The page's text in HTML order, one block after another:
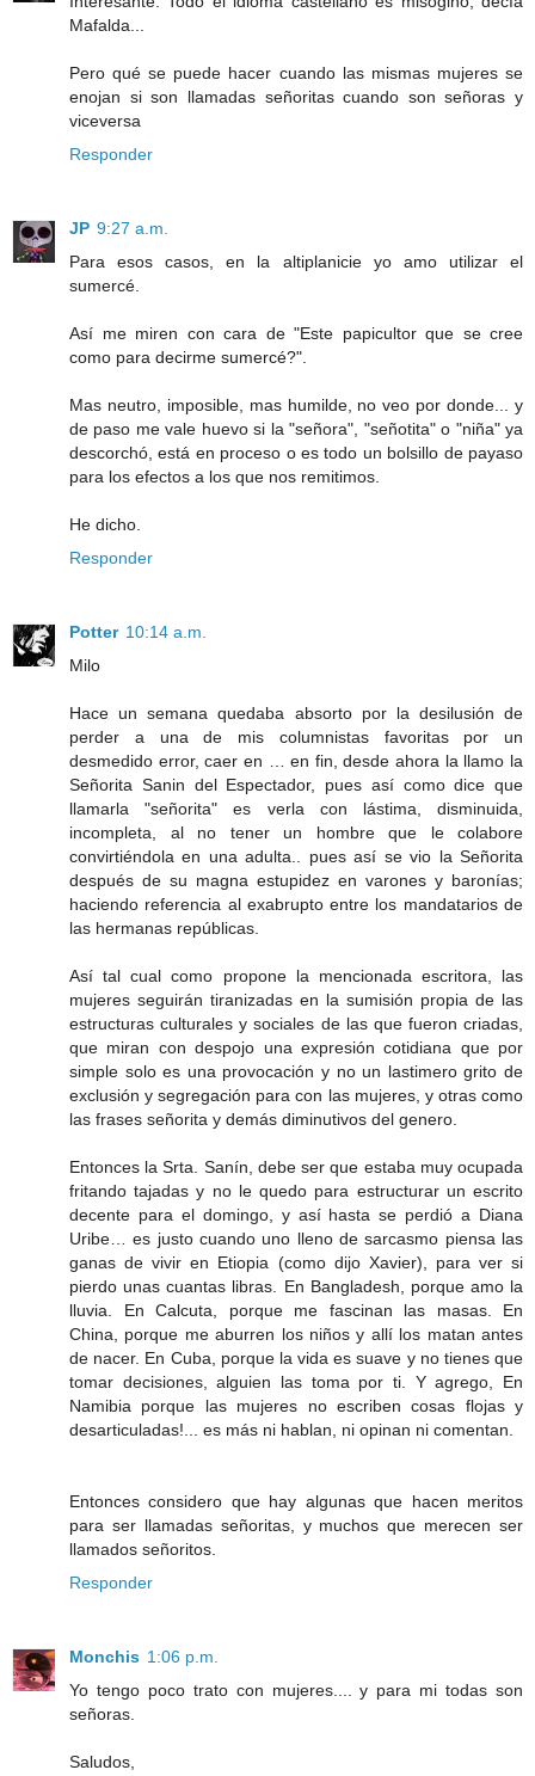
Mafalda...
Pero qué se puede hacer cuando las mismas mujeres se
enojan si son llamadas señoritas cuando son señoras y
viceversa
Responder
JP 9:27 a.m.
Para esos casos, en la altiplanicie yo amo utilizar el
sumercé.
Así me miren con cara de "Este papicultor que se cree
como para decirme sumercé?".
Mas neutro, imposible, mas humilde, no veo por donde... y
de paso me vale huevo si la "señora", "señotita" o "niña" ya
descorchó, está en proceso o es todo un bolsillo de payaso
para los efectos a los que nos remitimos.
He dicho.
Responder
Potter 10:14 a.m.
Milo
Hace un semana quedaba absorto por la desilusión de
perder a una de mis columnistas favoritas por un
desmedido error, caer en … en fin, desde ahora la llamo la
Señorita Sanin del Espectador, pues así como dice que
llamarla "señorita" es verla con lástima, disminuida,
incompleta, al no tener un hombre que le colabore
convirtiéndola en una adulta.. pues así se vio la Señorita
después de su magna estupidez en varones y baronías;
haciendo referencia al exabrupto entre los mandatarios de
las hermanas repúblicas.
Así tal cual como propone la mencionada escritora, las
mujeres seguirán tiranizadas en la sumisión propia de las
estructuras culturales y sociales de las que fueron criadas,
que miran con despojo una expresión cotidiana que por
simple solo es una provocación y no un lastimero grito de
exclusión y segregación para con las mujeres, y otras como
las frases señorita y demás diminutivos del genero.
Entonces la Srta. Sanín, debe ser que estaba muy ocupada
fritando tajadas y no le quedo para estructurar un escrito
decente para el domingo, y así hasta se perdió a Diana
Uribe… es justo cuando uno lleno de sarcasmo piensa las
ganas de vivir en Etiopia (como dijo Xavier), para ver si
pierdo unas cuantas libras. En Bangladesh, porque amo la
lluvia. En Calcuta, porque me fascinan las masas. En
China, porque me aburren los niños y allí los matan antes
de nacer. En Cuba, porque la vida es suave y no tienes que
tomar decisiones, alguien las toma por ti. Y agrego, En
Namibia porque las mujeres no escriben cosas flojas y
desarticuladas!... es más ni hablan, ni opinan ni comentan.
Entonces considero que hay algunas que hacen meritos
para ser llamadas señoritas, y muchos que merecen ser
llamados señoritos.
Responder
Monchis 1:06 p.m.
Yo tengo poco trato con mujeres.... y para mi todas son
señoras.
Saludos,